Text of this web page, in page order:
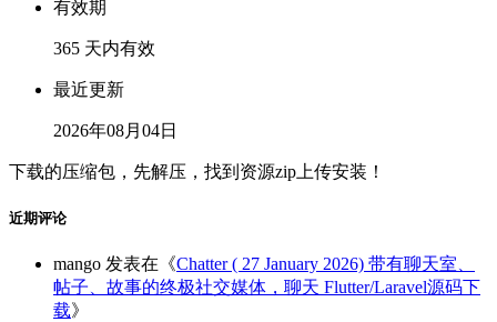
有效期
365 天内有效
最近更新
2026年08月04日
下载的压缩包，先解压，找到资源zip上传安装！
近期评论
mango 发表在《Chatter ( 27 January 2026) 带有聊天室、
帖子、故事的终极社交媒体，聊天 Flutter/Laravel源码下
载》